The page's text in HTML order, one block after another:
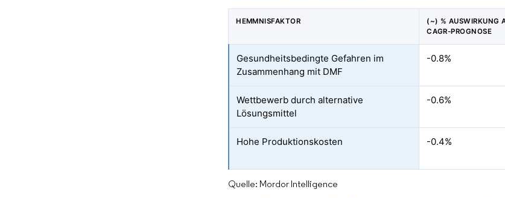
HEMMNISFAKTOR
(~) % AUSWIRKUNG
CAGR-PROGNOSE
Gesundheitsbedingte Gefahren im
Zusammenhang mit DMF
-0.8%
Wettbewerb durch alternative
Lösungsmittel
-0.6%
Hohe Produktionskosten -0.4%
Quelle: Mordor Intelligence